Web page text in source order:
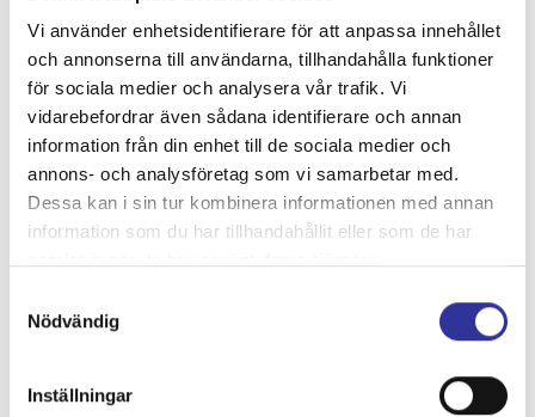
Vi använder enhetsidentifierare för att anpassa innehållet
och annonserna till användarna, tillhandahålla funktioner
för sociala medier och analysera vår trafik. Vi
vidarebefordrar även sådana identifierare och annan
information från din enhet till de sociala medier och
annons- och analysföretag som vi samarbetar med.
Dessa kan i sin tur kombinera informationen med annan
information som du har tillhandahållit eller som de har
Nödvändig
Inställningar
och gratis Wi-Fi. Vissa av de rymliga rummen i kategorin
Comfort har en vardagsrumsdel och ett separat sovrum.
Varje morgon dukar hotellet upp en läcker frukostbuffé. På
kvällarna serveras utsökta regionala och internationella rätter i
restaurangen, där du kan beundra utsikten medan du avnjuter
maten.
Karta